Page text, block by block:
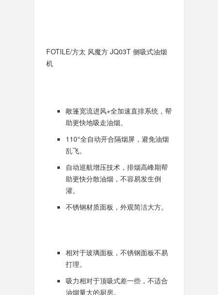
FOTILE/方太 风魔方 JQ03T 侧吸式油烟
机
敞篷宽流进风+全加速直排系统，帮
助更快地吸走油烟。
110°全自动开合隔烟屏，避免油烟
乱飞。
自动巡航增压技术，排烟高峰期帮
助更快分散油烟，不容易发生倒
灌。
不锈钢材质面板，外观简洁大方。
相对于玻璃面板，不锈钢面板不易
打理。
吸力相对于顶吸式差一些，不适合
油烟量大的厨房。